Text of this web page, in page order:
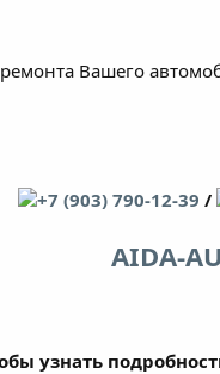
Вашего
+7 (903) 790-12-39 /
AIDA-
узнать